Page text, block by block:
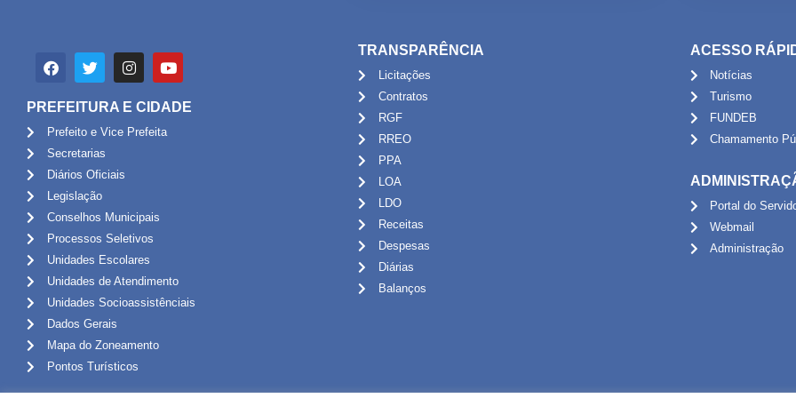
PREFEITURA E CIDADE
Prefeito e Vice Prefeita
Secretarias
Diários Oficiais
Legislação
Conselhos Municipais
Processos Seletivos
Unidades Escolares
Unidades de Atendimento
Unidades Socioassistênciais
Dados Gerais
Mapa do Zoneamento
Pontos Turísticos
TRANSPARÊNCIA
Licitações
Contratos
RGF
RREO
PPA
LOA
LDO
Receitas
Despesas
Diárias
Balanços
ACESSO
Notícias
Turismo
FUNDEB
Chamamento
Portal do
Webmail
Administração